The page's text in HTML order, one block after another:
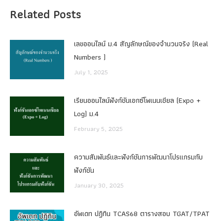
Related Posts
เลขออนไลน์ ม.4 สัญลักษณ์ของจำนวนจริง (Real
Numbers )
July 1, 2025
เรียนออนไลน์ฟังก์ชันเอกซ์โพเนนเชียล (Expo +
Log) ม.4
February 5, 2025
ความสัมพันธ์และฟังก์ชันการพัฒนาโปรแกรมกับ
ฟังก์ชัน
January 30, 2025
อัพเดท ปฏิทิน TCAS68 ตารางสอบ TGAT/TPAT